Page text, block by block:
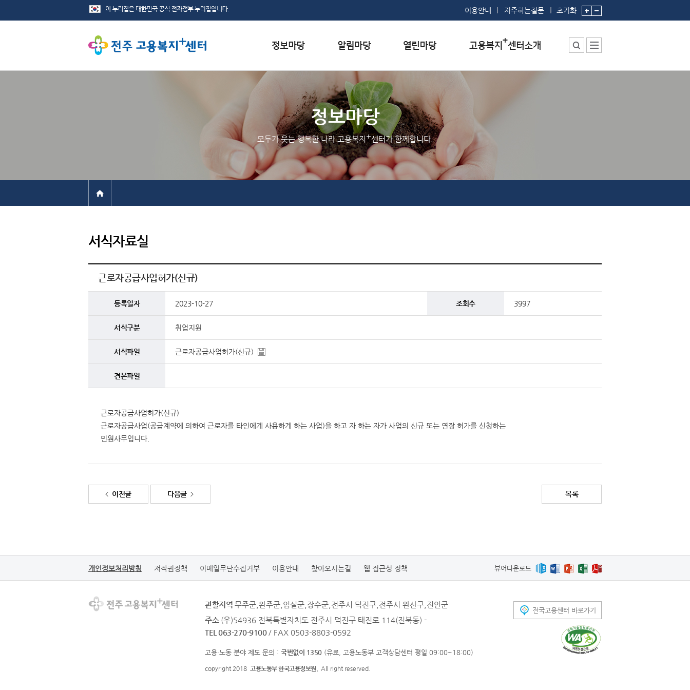
이용안내 자주하는질문 초기화
채용정보
인재정보
관련사이트
행사일정
공지사항
홍보/보도자료실
질문하기
칭찬하기
불친절 신고하기
부서 및 직원소개
시설안내
찾아오시는 길
정보마당
모두가 웃는 행복한 나라 고용복지+센터가 함께합니다.
서식자료실
근로자공급사업허가(신규)
등록일자 2023-10-27 조회수 3997
서식구분 취업지원
서식파일 근로자공급사업허가(신규)
견본파일
근로자공급사업허가(신규)
근로자공급사업(공급계약에 의하여 근로자를 타인에게 사용하게 하는 사업)을 하고 자 하는 자가 사업의 신규 또는 연장 허가를 신청하는
민원사무입니다.
이전글 다음글 목록
개인정보처리방침 저작권정책 이메일무단수집거부 이용안내 찾아오시는길 웹 접근성 정책 뷰어다운로드
관할지역 무주군,완주군,임실군,장수군,전주시 덕진구,전주시 완산구,진안군
주소 (우)54936 전북특별자치도 전주시 덕진구 태진로 114(진북동) -
TEL 063-270-9100 / FAX 0503-8803-0592
고용·노동 분야 제도 문의 : 국번없이 1350(유료, 고용노동부 고객상담센터 평일 09:00~18:00)
copyright 2018 고용노동부 한국고용정보원. All right reserved.
전국고용센터 바로가기